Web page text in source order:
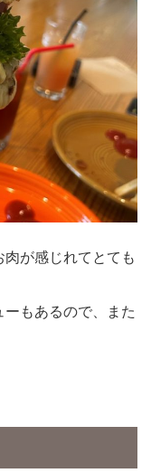
が感じれてとても
もあるので、また